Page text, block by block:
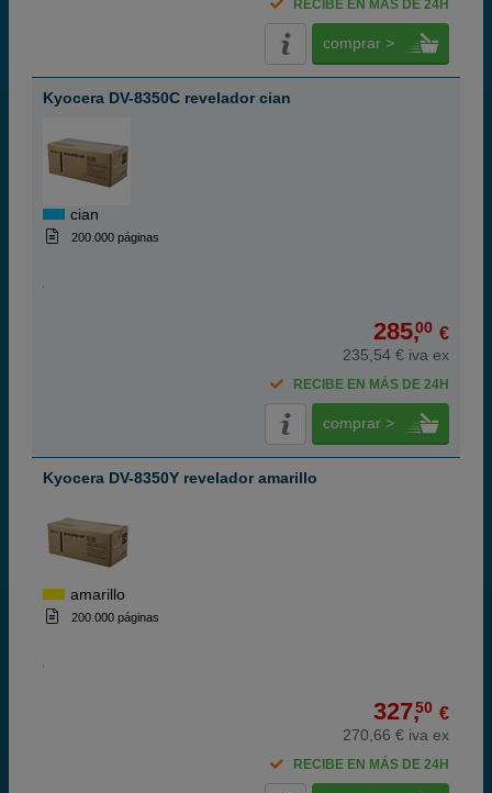
RECIBE EN MÁS DE 24H
comprar >
Kyocera DV-8350C revelador cian
cian
200.000 páginas
285,00 €
235,54 € iva ex
RECIBE EN MÁS DE 24H
comprar >
Kyocera DV-8350Y revelador amarillo
amarillo
200.000 páginas
327,50 €
270,66 € iva ex
RECIBE EN MÁS DE 24H